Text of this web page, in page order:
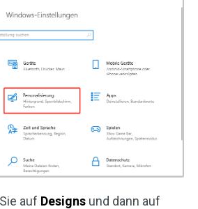
auf Designs und dann auf